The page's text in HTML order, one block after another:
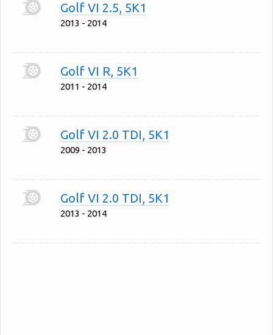
Golf VI 2.5, 5K1
2013 - 2014
Golf VI R, 5K1
2011 - 2014
Golf VI 2.0 TDI, 5K1
2009 - 2013
Golf VI 2.0 TDI, 5K1
2013 - 2014